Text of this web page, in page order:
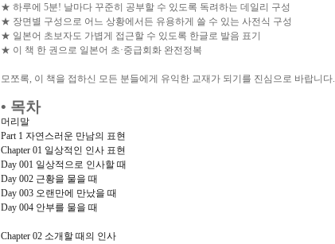
★ 하루에 5분! 날마다 꾸준히 공부할 수 있도록 독려하는 데일리 구성
★ 장면별 구성으로 어느 상황에서든 유용하게 쓸 수 있는 사전식 구성
★ 일본어 초보자도 가볍게 접근할 수 있도록 한글로 발음 표기
★ 이 책 한 권으로 일본어 초·중급회화 완전정복
모쪼록, 이 책을 접하신 모든 분들에게 유익한 교재가 되기를 진심으로 바랍니다.
• 목차
머리말
Part 1 자연스러운 만남의 표현
Chapter 01 일상적인 인사 표현
Day 001 일상적으로 인사할 때
Day 002 근황을 물을 때
Day 003 오랜만에 만났을 때
Day 004 안부를 물을 때
Chapter 02 소개할 때의 인사